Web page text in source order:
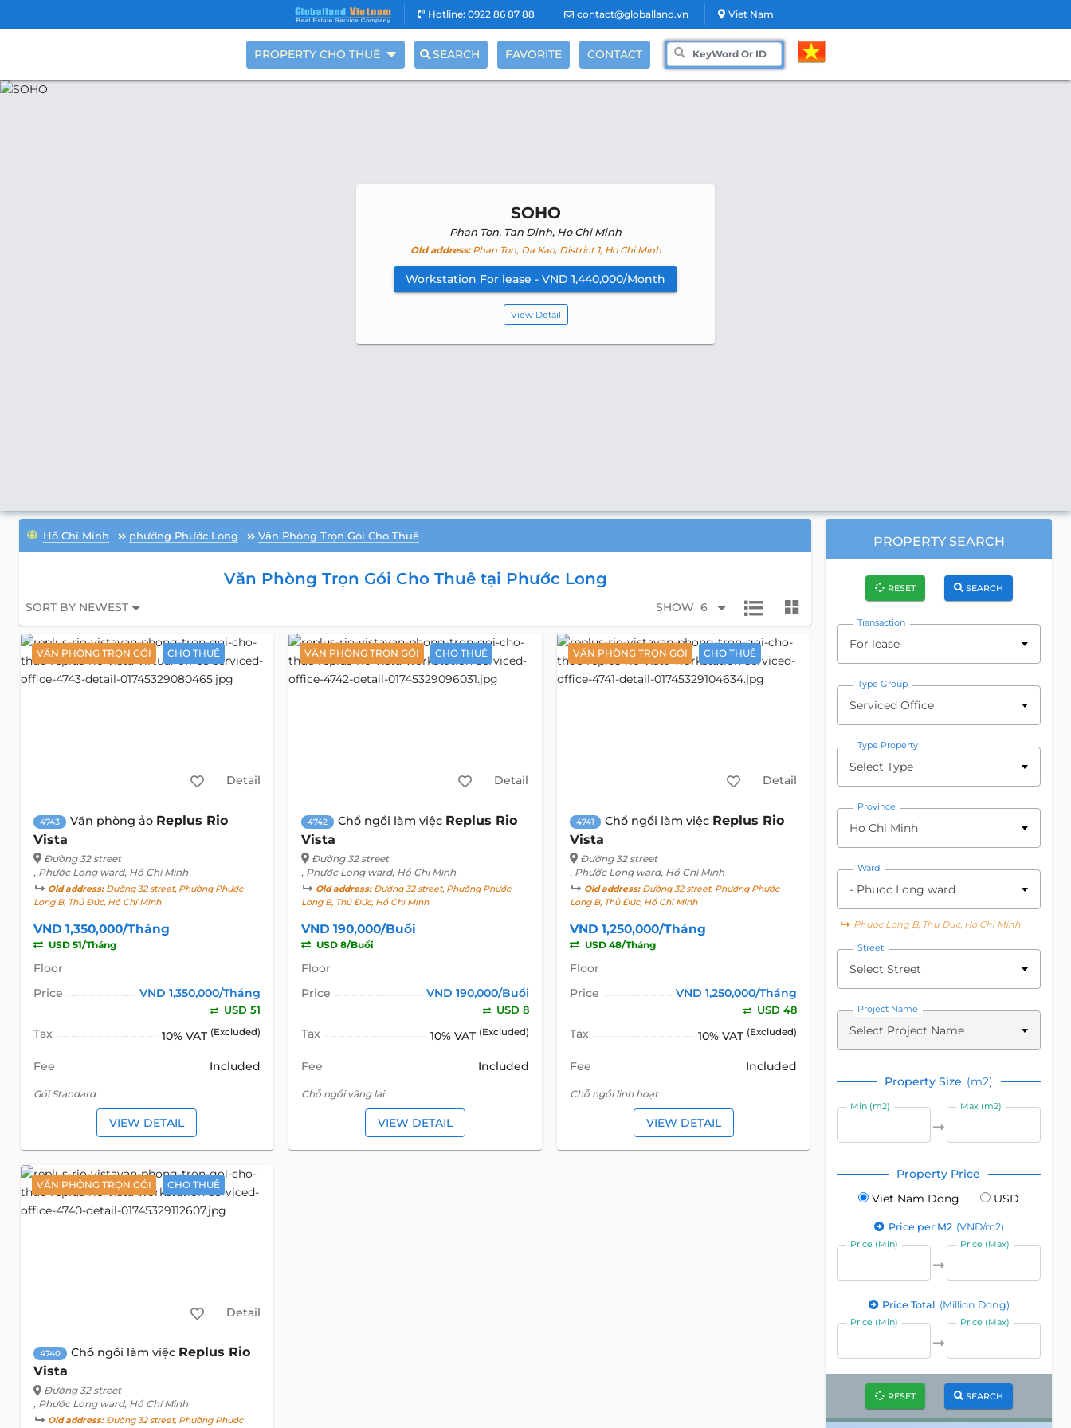
Hotline: 0922 86 87 88 contact@globalland.vn Viet Nam
PROPERTY CHO THUÊ SEARCH FAVORITE CONTACT
SOHO
Phan Ton, Tan Dinh, Ho Chi Minh
Old address:Phan Ton, Da Kao, District 1, Ho Chi Minh
Workstation For lease - VND 1,440,000/Month
View Detail
Hồ Chí Minh phường Phước Long Văn Phòng Trọn Gói Cho Thuê
Văn Phòng Trọn Gói Cho Thuê tại Phước Long
SORT BY NEWEST SHOW 6
VĂN PHÒNG TRỌN GÓI CHO THUÊ
Detail
4743 Văn phòng ảo Replus Rio
Vista
Đường 32 street
, Phước Long ward, Hồ Chí Minh
Old address:Đường 32 street, Phường Phước
Long B, Thủ Đức, Hồ Chí Minh
VND 1,350,000/Tháng
USD 51/Tháng
Floor
Price
VND 1,350,000/Tháng
USD 51
Tax 10% VAT (Excluded)
Fee Included
Gói Standard
VIEW DETAIL
VĂN PHÒNG TRỌN GÓI CHO THUÊ
Detail
4742 Chổ ngồi làm việc Replus Rio
Vista
Đường 32 street
, Phước Long ward, Hồ Chí Minh
Old address:Đường 32 street, Phường Phước
Long B, Thủ Đức, Hồ Chí Minh
VND 190,000/Buổi
USD 8/Buổi
Floor
Price
VND 190,000/Buổi
USD 8
Tax 10% VAT (Excluded)
Fee Included
Chỗ ngồi vãng lai
VIEW DETAIL
VĂN PHÒNG TRỌN GÓI CHO THUÊ
Detail
4741 Chổ ngồi làm việc Replus Rio
Vista
Đường 32 street
, Phước Long ward, Hồ Chí Minh
Old address:Đường 32 street, Phường Phước
Long B, Thủ Đức, Hồ Chí Minh
VND 1,250,000/Tháng
USD 48/Tháng
Floor
Price
VND 1,250,000/Tháng
USD 48
Tax 10% VAT (Excluded)
Fee Included
Chỗ ngồi linh hoạt
VIEW DETAIL
VĂN PHÒNG TRỌN GÓI CHO THUÊ
Detail
4740 Chổ ngồi làm việc Replus Rio
Vista
Đường 32 street
, Phước Long ward, Hồ Chí Minh
Old address:Đường 32 street, Phường Phước
PROPERTY SEARCH
RESET SEARCH
Transaction
For lease
Type Group
Serviced Office
Type Property
Select Type
Province
Ho Chi Minh
Ward
- Phuoc Long ward
Phuoc Long B, Thu Duc, Ho Chi Minh
Street
Select Street
Project Name
Select Project Name
Property Size (m2)
Min (m2) Max (m2)
Property Price
Viet Nam Dong
USD
Price per M2 (VND/m2)
Price (Min) Price (Max)
Price Total (Million Dong)
Price (Min) Price (Max)
RESET SEARCH